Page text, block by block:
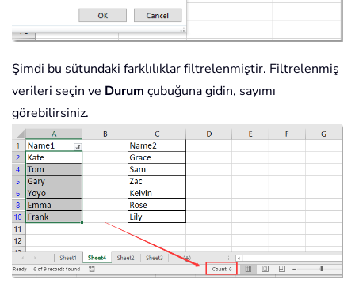
Şimdi bu sütundaki farklılıklar filtrelenmiştir. Filtrelenmiş
verileri seçin ve Durum çubuğuna gidin, sayımı
görebilirsiniz.